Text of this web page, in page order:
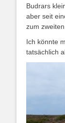
Budrars
aber seit
zum
Ich könnte
tatsächlich